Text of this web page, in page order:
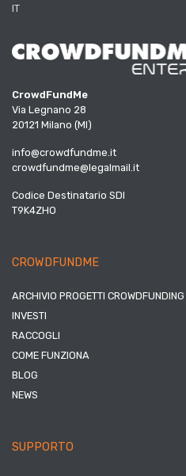
IT
CrowdFundMe
Via Legnano 28
20121 Milano (MI)
info@crowdfundme.it
crowdfundme@legalmail.it
Codice Destinatario SDI
T9K4ZHO
CROWDFUNDME
ARCHIVIO PROGETTI CROWDFUNDING
INVESTI
RACCOGLI
COME FUNZIONA
BLOG
NEWS
SUPPORTO